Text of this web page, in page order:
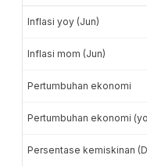
Inflasi yoy (Jun)
Inflasi mom (Jun)
Pertumbuhan ekonomi
Pertumbuhan ekonomi
Persentase kemiskinan